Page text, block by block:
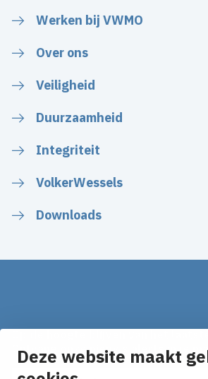
Deze website maakt
Werken bij VWMO
Over ons
Veiligheid
Duurzaamheid
Integriteit
VolkerWessels
Downloads
Ontvang onze nieuws alerts in je
E-mailadres